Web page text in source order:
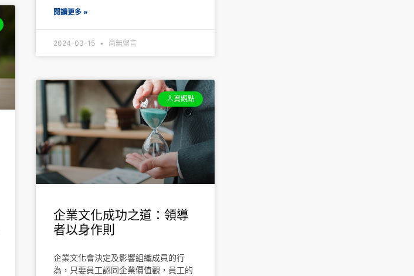
閱讀更多 »
2024-03-15 尚無留言
人資觀點
企業文化成功之道：領導
者以身作則
企業文化會決定及影響組織成員的行
為，只要員工認同企業價值觀，員工的